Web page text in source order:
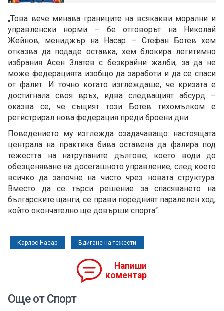
„Това вече минава границите на всякакви морални и
управленски норми – бе отговорът на Николай
Жейнов, мениджър на Насар. – Стефан Ботев хем
отказва да подаде оставка, хем блокира легитимно
избрания Асен Златев с безкрайни жалби, за да не
може федерацията изобщо да заработи и да се спаси
от фалит. И точно когато изглеждаше, че кризата е
достигнала своя връх, идва следващият абсурд –
оказва се, че същият този Ботев тихомълком е
регистрирал нова федерация преди броени дни.
Поведението му изглежда озадачаващо: настоящата
централа на практика бива оставена да фалира под
тежестта на натрупаните дългове, което води до
обезценяване на досегашното управление, след което
всичко да започне на чисто чрез новата структура.
Вместо да се търси решение за спасяването на
българските щанги, се прави поредният паралелен ход,
който окончателно ще довърши спорта“.
Карлос Насар Вдигане на тежести
Напиши
коментар
Още от Спорт